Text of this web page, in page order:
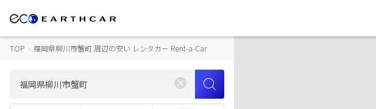
TOP › 福岡県柳川市蟹町 周辺の安い レンタカー Rent-a-Car